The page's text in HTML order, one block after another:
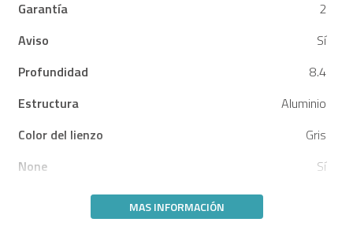
Garantía
2
Aviso
Sí
Profundidad
8.4
Estructura
Aluminio
Color del lienzo
Gris
None
Sí
MAS INFORMACIÓN